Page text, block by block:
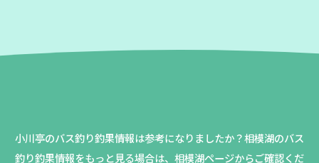
小川亭のバス釣り釣果情報は参考になりましたか？相模湖のバス
釣り釣果情報をもっと見る場合は、相模湖ページからご確認くだ